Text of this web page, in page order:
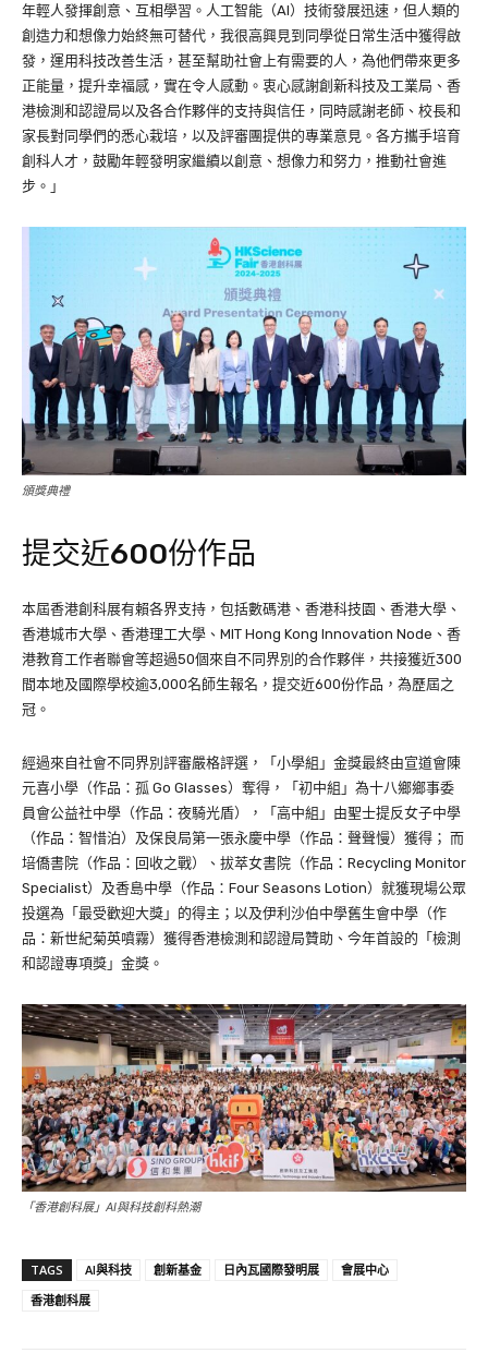
年輕人發揮創意、互相學習。人工智能（AI）技術發展迅速，但人類的
創造力和想像力始終無可替代，我很高興見到同學從日常生活中獲得啟
發，運用科技改善生活，甚至幫助社會上有需要的人，為他們帶來更多
正能量，提升幸福感，實在令人感動。衷心感謝創新科技及工業局、香
港檢測和認證局以及各合作夥伴的支持與信任，同時感謝老師、校長和
家長對同學們的悉心栽培，以及評審團提供的專業意見。各方攜手培育
創科人才，鼓勵年輕發明家繼續以創意、想像力和努力，推動社會進
步。」
頒獎典禮
提交近600份作品
本屆香港創科展有賴各界支持，包括數碼港、香港科技園、香港大學、
香港城巿大學、香港理工大學、MIT Hong Kong Innovation Node、香
港教育工作者聯會等超過50個來自不同界別的合作夥伴，共接獲近300
間本地及國際學校逾3,000名師生報名，提交近600份作品，為歷屆之
冠。
經過來自社會不同界別評審嚴格評選，「小學組」金獎最終由宣道會陳
元喜小學（作品：孤 Go Glasses）奪得，「初中組」為十八鄉鄉事委
員會公益社中學（作品：夜騎光盾），「高中組」由聖士提反女子中學
（作品：智惜泊）及保良局第一張永慶中學（作品：聲聲慢）獲得； 而
培僑書院（作品：回收之戰）、拔萃女書院（作品：Recycling Monitor
Specialist）及香島中學（作品：Four Seasons Lotion）就獲現場公眾
投選為「最受歡迎大獎」的得主；以及伊利沙伯中學舊生會中學（作
品：新世紀菊英噴霧）獲得香港檢測和認證局贊助、今年首設的「檢測
和認證專項獎」金獎。
「香港創科展」AI與科技創科熱潮
TAGS AI與科技 創新基金 日內瓦國際發明展
會展中心
香港創科展